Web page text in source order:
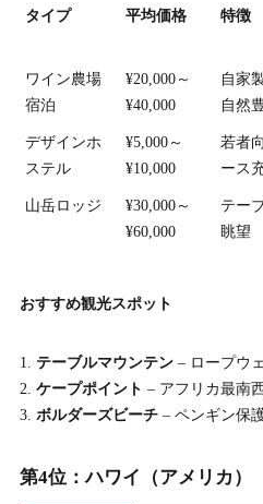
タイプ 平均価格 特徴
ワイン農場
宿泊
¥20,000～
¥40,000
自家
自然
デザインホ
ステル
¥5,000～
¥10,000
若者
ース
山岳ロッジ
¥30,000～
¥60,000
テー
眺望
おすすめ観光スポット
テーブルマウンテン– ロープウ
ケープポイント – アフリカ最南
ボルダーズビーチ– ペンギン保護
第4位：ハワイ（アメリカ）